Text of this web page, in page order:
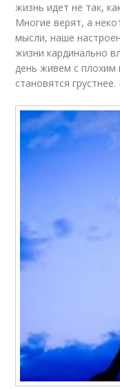
жизнь идет не так,
Многие верят, а
мысли, наше
жизни кардинально
день живем с плохим
становятся